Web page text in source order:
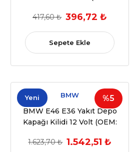
417,60 ₺ 396,72 ₺
Sepete Ekle
%5
Yeni BMW
BMW E46 E36 Yakıt Depo
Kapağı Kilidi 12 Volt (OEM:
1.623,70 ₺ 1.542,51 ₺